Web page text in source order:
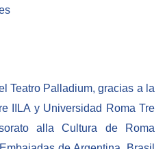
Teatro Palladium, gracias a la
IILA y Universidad Roma Tre
alla Cultura de Roma